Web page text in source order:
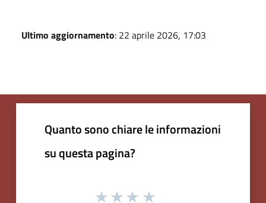
Ultimo aggiornamento: 22 aprile 2026, 17:03
Quanto sono chiare le informazioni
su questa pagina?